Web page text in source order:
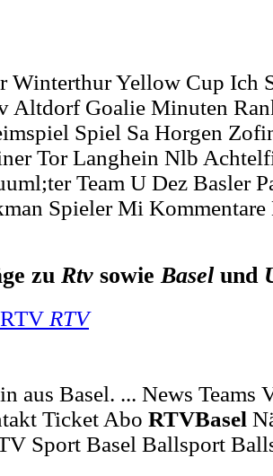
Winterthur Yellow Cup Ich
Altdorf Goalie Minuten
Spiel Sa Horgen
Tor Langhein Nlb
Team U Dez Basler
Spieler Mi Kommentare
zu Rtv sowieBaselund
RTV
aus Basel. ... News Teams
Ticket Abo RTVBasel
Sport Basel Ballsport